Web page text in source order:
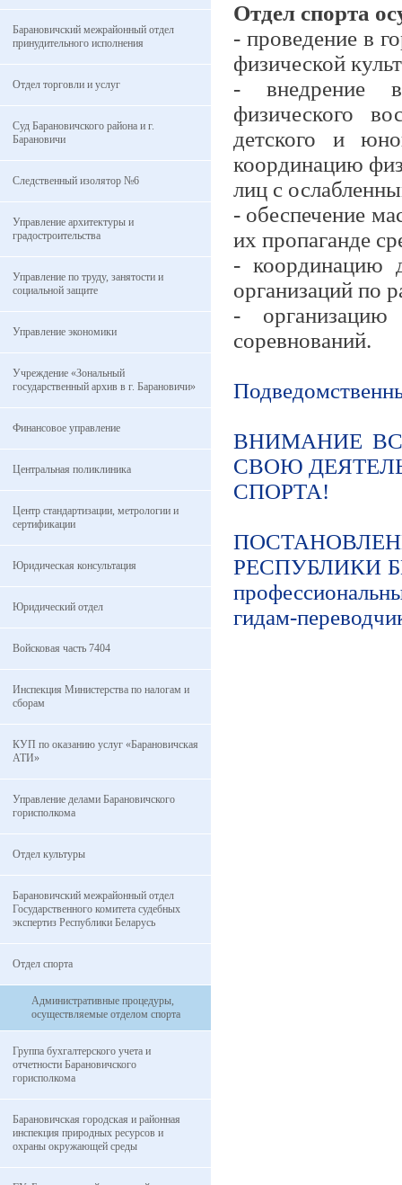
Барановичский межрайонный отдел
принудительного исполнения
Отдел торговли и услуг
Суд Барановичского района и г.
Барановичи
Следственный изолятор №6
Управление архитектуры и
градостроительства
Управление по труду, занятости и
социальной защите
Управление экономики
Учреждение «Зональный
государственный архив в г. Барановичи»
Финансовое управление
Центральная поликлиника
Центр стандартизации, метрологии и
сертификации
Юридическая консультация
Юридический отдел
Войсковая часть 7404
Инспекция Министерства по налогам и
сборам
КУП по оказанию услуг «Барановичская
АТИ»
Управление делами Барановичского
горисполкома
Отдел культуры
Барановичский межрайонный отдел
Государственного комитета судебных
экспертиз Республики Беларусь
Отдел спорта
Административные процедуры,
осуществляемые отделом спорта
Группа бухгалтерского учета и
отчетности Барановичского
горисполкома
Барановичская городская и районная
инспекция природных ресурсов и
охраны окружающей среды
Отдел спорта
- проведение в
физической
- внедрение
физического
детского и
координацию
лиц с
- обеспечение
их пропаганде
- координацию
организаций по
-
соревнований.
ВНИМАНИЕ
СВОЮ
СПОРТА!
РЕСПУБЛИКИ
гидам-